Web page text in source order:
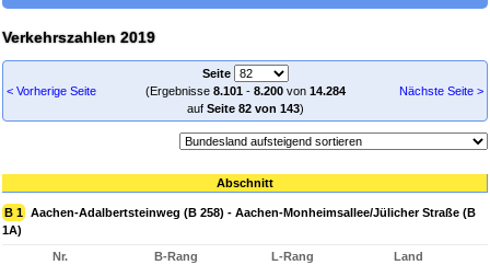
Verkehrszahlen 2019
< Vorherige Seite
Seite
(Ergebnisse 8.101- 8.200von 14.284
auf Seite 82 von 143)
Nächste Seite >
Abschnitt
B 1 Aachen-Adalbertsteinweg (B 258) - Aachen-Monheimsallee/Jülicher Straße (B
1A)
Nr.
B-Rang
L-Rang
Land